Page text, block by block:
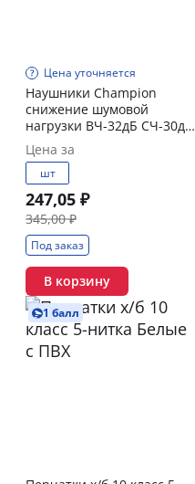
Цена уточняется
Наушники Champion
снижение шумовой
нагрузки ВЧ-32дБ СЧ-30дБ
НЧ-20дБ
Цена за
шт
247,05 ₽
345,00 ₽
Под заказ
В корзину
1 балл